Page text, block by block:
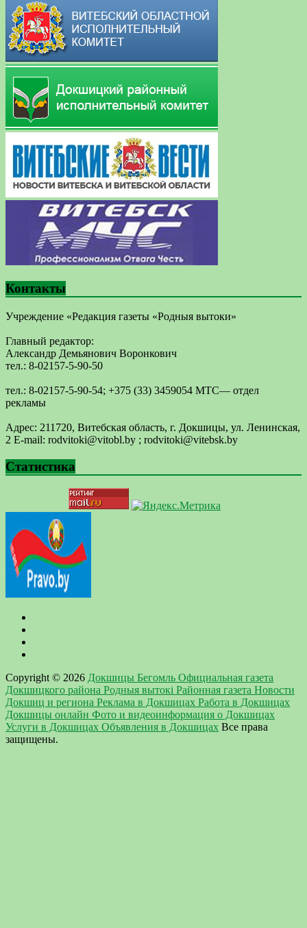
Контакты
Учреждение «Редакция газеты «Родныя вытоки»
Главный редактор:
Александр Демьянович Воронкович
тел.: 8-02157-5-90-50
тел.: 8-02157-5-90-54; +375 (33) 3459054 МТС— отдел
рекламы
Адрес: 211720, Витебская область, г. Докшицы, ул. Ленинская,
2 E-mail: ​rodvitoki@​​vitobl​.by ; rodvitoki@vitebsk.by
Статистика
Copyright © 2026 Докшицы Бегомль Официальная газета
Докшицкого района Родныя вытокi Районная газета Новости
Докшиц и региона Реклама в Докшицах Работа в Докшицах
Докшицы онлайн Фото и видеоинформация о Докшицах
Услуги в Докшицах Объявления в Докшицах Все права
защищены.